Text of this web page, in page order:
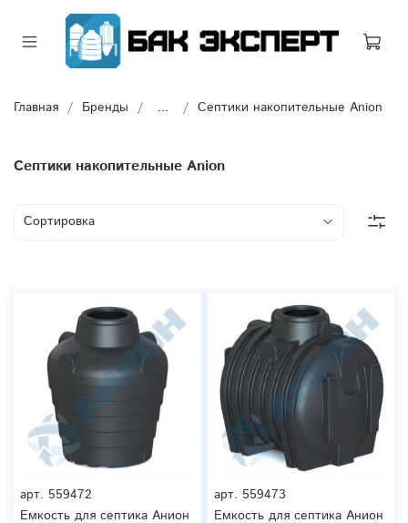
Главная Бренды ... Септики накопительные Anion
Септики накопительные Anion
арт. 559472
Емкость для септика Анион
арт. 559473
Емкость для септика Анион